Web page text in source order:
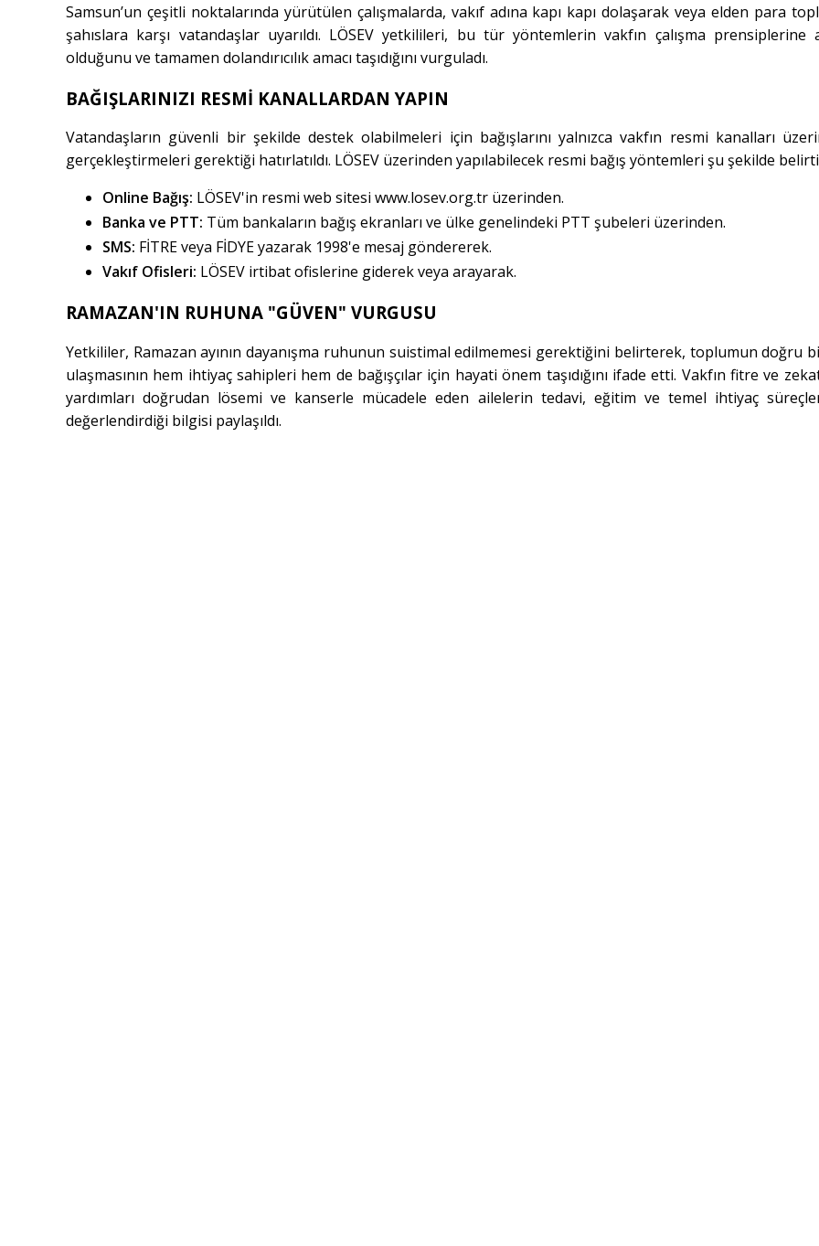
Samsun’un çeşitli noktalarında yürütülen çalışmalarda, vakıf adına kapı kapı dolaşarak veya elden para
şahıslara karşı vatandaşlar uyarıldı. LÖSEV yetkilileri, bu tür yöntemlerin vakfın çalışma prensiplerine
olduğunu ve tamamen dolandırıcılık amacı taşıdığını vurguladı.
BAĞIŞLARINIZI RESMİ KANALLARDAN YAPIN
Vatandaşların güvenli bir şekilde destek olabilmeleri için bağışlarını yalnızca vakfın resmi kanalları
gerçekleştirmeleri gerektiği hatırlatıldı. LÖSEV üzerinden yapılabilecek resmi bağış yöntemleri şu şekilde
Online Bağış: LÖSEV'in resmi web sitesi www.losev.org.tr üzerinden.
Banka ve PTT: Tüm bankaların bağış ekranları ve ülke genelindeki PTT şubeleri üzerinden.
SMS: FİTRE veya FİDYE yazarak 1998'e mesaj göndererek.
Vakıf Ofisleri: LÖSEV irtibat ofislerine giderek veya arayarak.
RAMAZAN'IN RUHUNA "GÜVEN" VURGUSU
Yetkililer, Ramazan ayının dayanışma ruhunun suistimal edilmemesi gerektiğini belirterek, toplumun doğru
ulaşmasının hem ihtiyaç sahipleri hem de bağışçılar için hayati önem taşıdığını ifade etti. Vakfın fitre ve
yardımları doğrudan lösemi ve kanserle mücadele eden ailelerin tedavi, eğitim ve temel ihtiyaç
değerlendirdiği bilgisi paylaşıldı.